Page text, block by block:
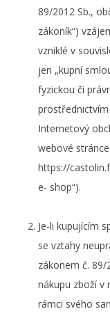
89/2012 Sb.,
zákoník“)
vzniklé v
jen „kupní
fyzickou či
Internetový
webové
https://
e- shop“).
Je-li kupujícím
se vztahy
zákonem č. 89/
nákupu zboží v
rámci svého